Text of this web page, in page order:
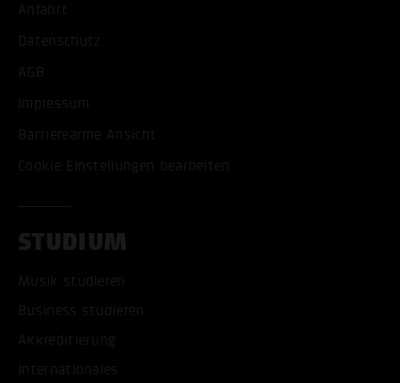
Anfahrt
Datenschutz
AGB
Impressum
Barrierearme Ansicht
Cookie Einstellungen bearbeiten
STUDIUM
Musik studieren
Business studieren
Akkreditierung
Internationales